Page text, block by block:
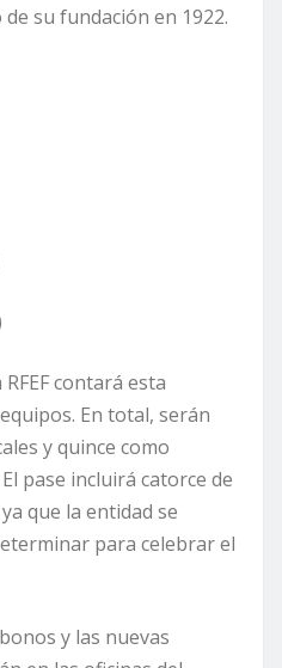
su fundación en 1922.
contará esta
En total, serán
y quince como
pase incluirá catorce de
que la entidad se
para celebrar el
y las nuevas